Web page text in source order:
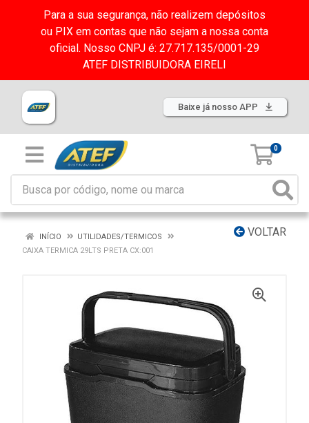
Para a sua segurança, não realizem depósitos
ou PIX em contas que não sejam a nossa conta
oficial. Nosso CNPJ é: 27.717.135/0001-29
ATEF DISTRIBUIDORA EIRELI
Baixe já nosso APP
0
VOLTAR
INÍCIO
UTILIDADES/TERMICOS
CAIXA TERMICA 29LTS PRETA CX:001